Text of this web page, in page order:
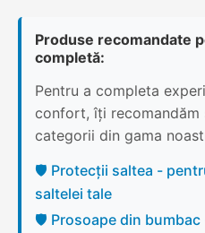
Produse recomandate
completă:
Pentru a completa
confort, îți recomandăm
categorii din gama
🛡️ Protecții saltea -
saltelei tale
🛡️ Prosoape din